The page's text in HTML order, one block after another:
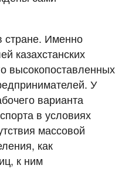
стране. Именно
казахстанских
высокопоставленных
У
варианта
в условиях
массовой
как
к ним